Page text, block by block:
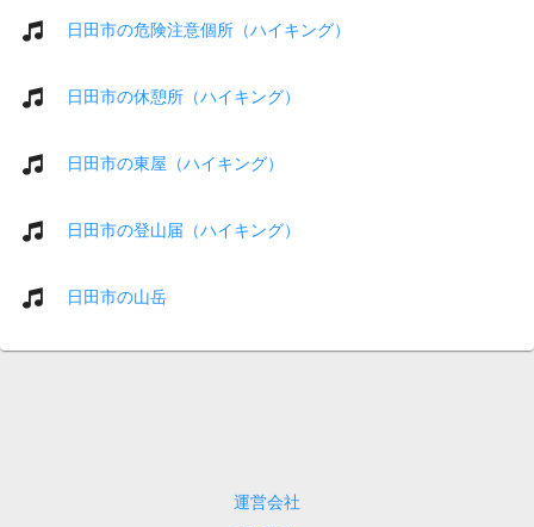
日田市の危険注意個所（ハイキング）
日田市の休憩所（ハイキング）
日田市の東屋（ハイキング）
日田市の登山届（ハイキング）
日田市の山岳
運営会社